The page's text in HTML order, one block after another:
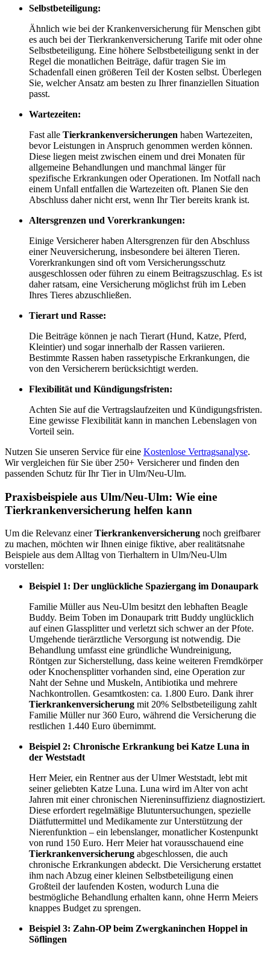
Selbstbeteiligung:
Ähnlich wie bei der Krankenversicherung für Menschen gibt
es auch bei der Tierkrankenversicherung Tarife mit oder ohne
Selbstbeteiligung. Eine höhere Selbstbeteiligung senkt in der
Regel die monatlichen Beiträge, dafür tragen Sie im
Schadenfall einen größeren Teil der Kosten selbst. Überlegen
Sie, welcher Ansatz am besten zu Ihrer finanziellen Situation
passt.
Wartezeiten:
Fast alle Tierkrankenversicherungen haben Wartezeiten,
bevor Leistungen in Anspruch genommen werden können.
Diese liegen meist zwischen einem und drei Monaten für
allgemeine Behandlungen und manchmal länger für
spezifische Erkrankungen oder Operationen. Im Notfall nach
einem Unfall entfallen die Wartezeiten oft. Planen Sie den
Abschluss daher nicht erst, wenn Ihr Tier bereits krank ist.
Altersgrenzen und Vorerkrankungen:
Einige Versicherer haben Altersgrenzen für den Abschluss
einer Neuversicherung, insbesondere bei älteren Tieren.
Vorerkrankungen sind oft vom Versicherungsschutz
ausgeschlossen oder führen zu einem Beitragszuschlag. Es ist
daher ratsam, eine Versicherung möglichst früh im Leben
Ihres Tieres abzuschließen.
Tierart und Rasse:
Die Beiträge können je nach Tierart (Hund, Katze, Pferd,
Kleintier) und sogar innerhalb der Rassen variieren.
Bestimmte Rassen haben rassetypische Erkrankungen, die
von den Versicherern berücksichtigt werden.
Flexibilität und Kündigungsfristen:
Achten Sie auf die Vertragslaufzeiten und Kündigungsfristen.
Eine gewisse Flexibilität kann in manchen Lebenslagen von
Vorteil sein.
Nutzen Sie unseren Service für eine Kostenlose Vertragsanalyse.
Wir vergleichen für Sie über 250+ Versicherer und finden den
passenden Schutz für Ihr Tier in Ulm/Neu-Ulm.
Praxisbeispiele aus Ulm/Neu-Ulm: Wie eine
Tierkrankenversicherung helfen kann
Um die Relevanz einerTierkrankenversicherung noch greifbarer
zu machen, möchten wir Ihnen einige fiktive, aber realitätsnahe
Beispiele aus dem Alltag von Tierhaltern in Ulm/Neu-Ulm
vorstellen:
Beispiel 1: Der unglückliche Spaziergang im Donaupark
Familie Müller aus Neu-Ulm besitzt den lebhaften Beagle
Buddy. Beim Toben im Donaupark tritt Buddy unglücklich
auf einen Glassplitter und verletzt sich schwer an der Pfote.
Umgehende tierärztliche Versorgung ist notwendig. Die
Behandlung umfasst eine gründliche Wundreinigung,
Röntgen zur Sicherstellung, dass keine weiteren Fremdkörper
oder Knochensplitter vorhanden sind, eine Operation zur
Naht der Sehne und Muskeln, Antibiotika und mehrere
Nachkontrollen. Gesamtkosten: ca. 1.800 Euro. Dank ihrer
Tierkrankenversicherung mit 20% Selbstbeteiligung zahlt
Familie Müller nur 360 Euro, während die Versicherung die
restlichen 1.440 Euro übernimmt.
Beispiel 2: Chronische Erkrankung bei Katze Luna in
der Weststadt
Herr Meier, ein Rentner aus der Ulmer Weststadt, lebt mit
seiner geliebten Katze Luna. Luna wird im Alter von acht
Jahren mit einer chronischen Niereninsuffizienz diagnostiziert.
Diese erfordert regelmäßige Blutuntersuchungen, spezielle
Diätfuttermittel und Medikamente zur Unterstützung der
Nierenfunktion – ein lebenslanger, monatlicher Kostenpunkt
von rund 150 Euro. Herr Meier hat vorausschauend eine
Tierkrankenversicherung abgeschlossen, die auch
chronische Erkrankungen abdeckt. Die Versicherung erstattet
ihm nach Abzug einer kleinen Selbstbeteiligung einen
Großteil der laufenden Kosten, wodurch Luna die
bestmögliche Behandlung erhalten kann, ohne Herrn Meiers
knappes Budget zu sprengen.
Beispiel 3: Zahn-OP beim Zwergkaninchen Hoppel in
Söflingen